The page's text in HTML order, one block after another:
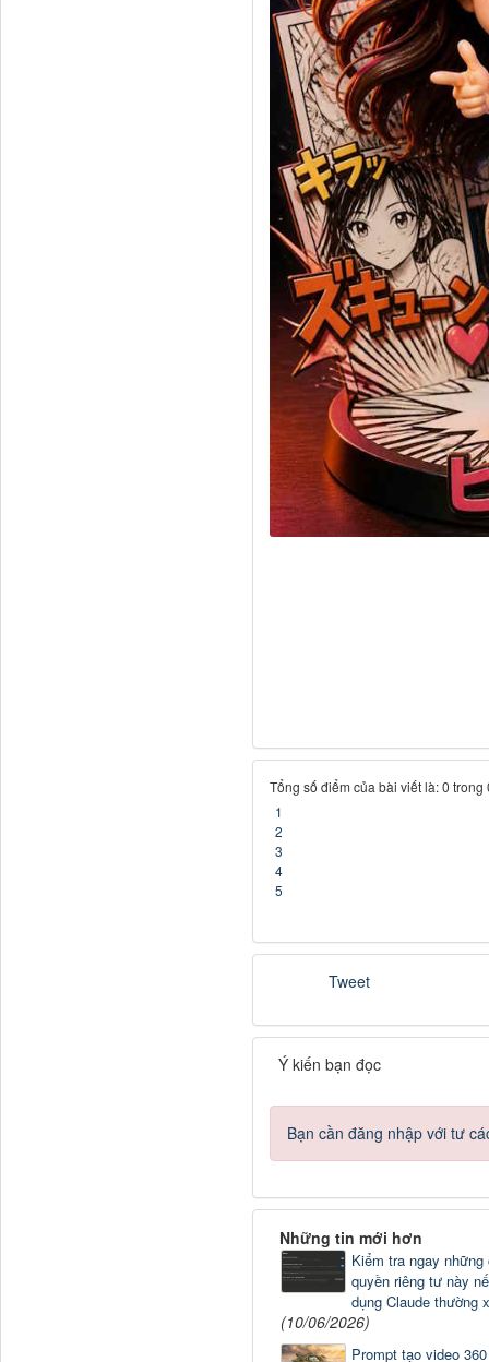
Tổng số điểm của bài viết là: 0 trong
1
2
3
4
5
Tweet
Ý kiến bạn đọc
Bạn cần đăng nhập với tư
Những tin mới hơn
Kiểm tra ngay những
quyền riêng tư này
dụng Claude thường
(10/06/2026)
Prompt tạo video